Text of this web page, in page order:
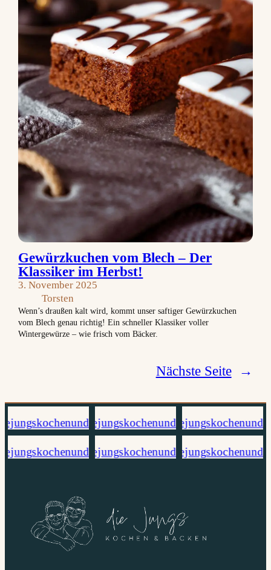
Gewürzkuchen vom Blech – Der
Klassiker im Herbst!
3. November 2025
Torsten
Wenn’s draußen kalt wird, kommt unser saftiger Gewürzkuchen
vom Blech genau richtig! Ein schneller Klassiker voller
Wintergewürze – wie frisch vom Bäcker.
Nächste Seite →